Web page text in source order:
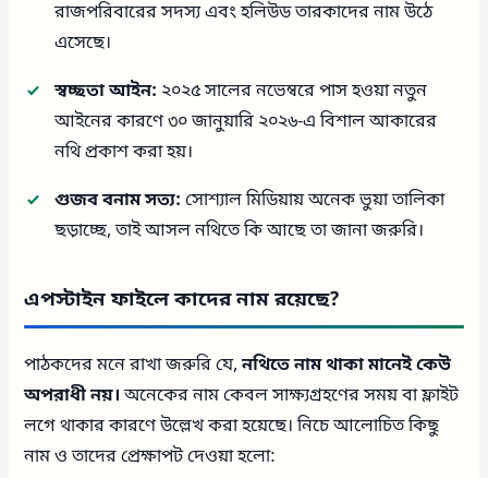
রাজপরিবারের সদস্য এবং হলিউড তারকাদের নাম উঠে
এসেছে।
স্বচ্ছতা আইন: ২০২৫ সালের নভেম্বরে পাস হওয়া নতুন
আইনের কারণে ৩০ জানুয়ারি ২০২৬-এ বিশাল আকারের
নথি প্রকাশ করা হয়।
গুজব বনাম সত্য: সোশ্যাল মিডিয়ায় অনেক ভুয়া তালিকা
ছড়াচ্ছে, তাই আসল নথিতে কি আছে তা জানা জরুরি।
এপস্টাইন ফাইলে কাদের নাম রয়েছে?
পাঠকদের মনে রাখা জরুরি যে,নথিতে নাম থাকা মানেই কেউ
অপরাধী নয়।অনেকের নাম কেবল সাক্ষ্যগ্রহণের সময় বা ফ্লাইট
লগে থাকার কারণে উল্লেখ করা হয়েছে। নিচে আলোচিত কিছু
নাম ও তাদের প্রেক্ষাপট দেওয়া হলো: